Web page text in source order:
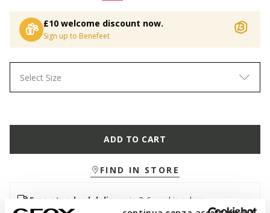
£10 welcome discount now.
Sign up to Benefeet
Select Size
ADD TO CART
FIND IN STORE
Free standard delivery in 3-6 working days